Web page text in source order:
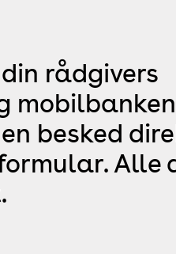
rådgivers
besked
Alle